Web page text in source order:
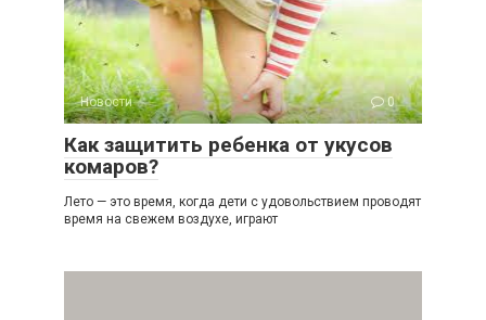
Новости 0
Как защитить ребенка от укусов
комаров?
Лето — это время, когда дети с удовольствием проводят
время на свежем воздухе, играют